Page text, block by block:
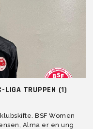
LIGA TRUPPEN (1)
BSF Women
Alma er en ung